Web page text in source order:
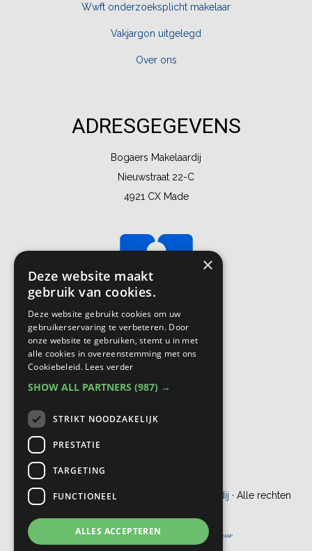
Wwft onderzoeksplicht makelaar
Vakjargon uitgelegd
Over ons
ADRESGEGEVENS
Bogaers Makelaardij
Nieuwstraat 22-C
4921 CX Made
© Copyright 2012 - 2026 Bogaers Makelaardij · Alle rechten
ONTWIKKELING DOOR PROBU ONLINE | SITEMAP
×
Deze website maakt
gebruik van cookies.
Deze website gebruikt cookies om uw
gebruikerservaring te verbeteren. Door
onze website te gebruiken, stemt u in met
alle cookies in overeenstemming met ons
Cookiebeleid. Lees verder
SHOW ALL PARTNERS (987) →
STRIKT NOODZAKELIJK
PRESTATIE
TARGETING
FUNCTIONEEL
ALLES ACCEPTEREN